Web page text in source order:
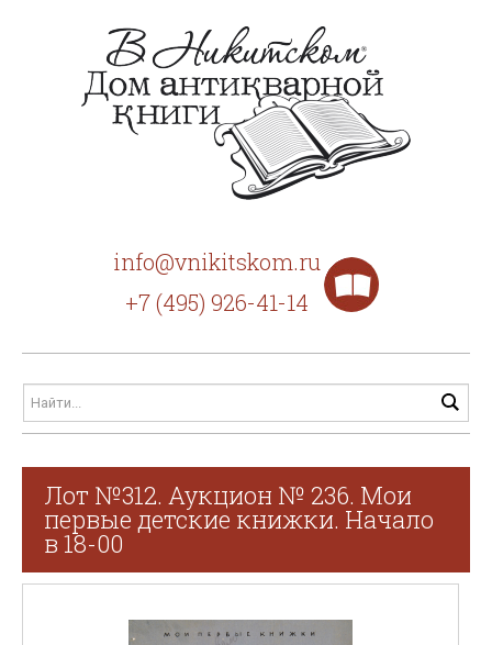
info@vnikitskom.ru
+7 (495) 926-41-14
Лот №312. Аукцион № 236. Мои
первые детские книжки. Начало
в 18-00